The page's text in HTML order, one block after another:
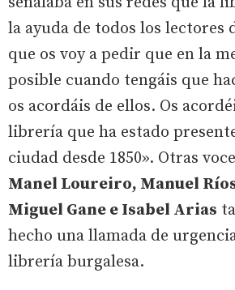
la ayuda de todos los lectores
que os voy a pedir que en la
posible cuando tengáis que
os acordáis de ellos. Os
librería que ha estado
ciudad desde 1850». Otras
Manel Loureiro, Manuel
Miguel Gane e Isabel Arias
hecho una llamada de
librería burgalesa.